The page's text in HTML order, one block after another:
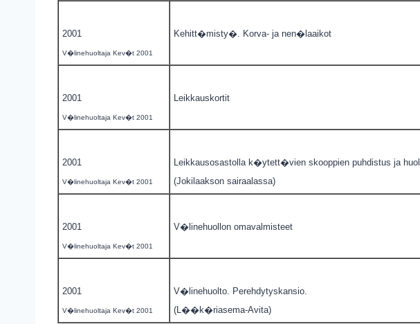
2001
V�linehuoltaja Kev�t 2001
Kehitt�misty�. Korva- ja nen�laaikot
2001
V�linehuoltaja Kev�t 2001
Leikkauskortit
2001
V�linehuoltaja Kev�t 2001
Leikkausosastolla k�ytett�vien skooppien puhdistus ja
(Jokilaakson sairaalassa)
2001
V�linehuoltaja Kev�t 2001
V�linehuollon omavalmisteet
2001
V�linehuoltaja Kev�t 2001
V�linehuolto. Perehdytyskansio.
(L��k�riasema-Avita)